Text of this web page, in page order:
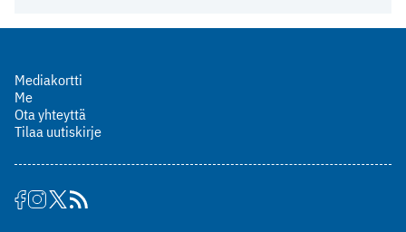
Mediakortti
Me
Ota yhteyttä
Tilaa uutiskirje